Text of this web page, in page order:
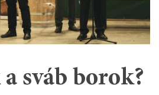
sváb borok?